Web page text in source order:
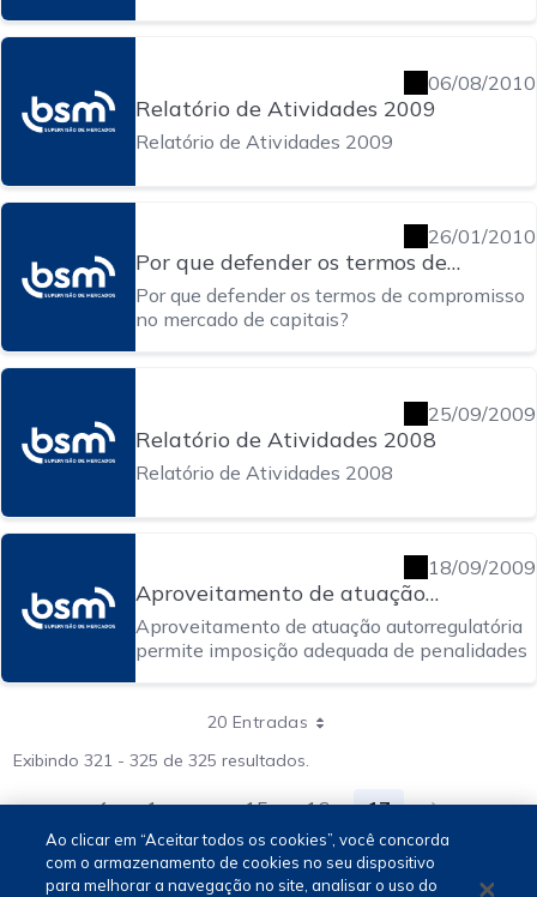
06/08/2010
Relatório de Atividades 2009
Relatório de Atividades 2009
26/01/2010
Por que defender os termos de
compromisso no mercado de capitais?
Por que defender os termos de compromisso
no mercado de capitais?
25/09/2009
Relatório de Atividades 2008
Relatório de Atividades 2008
18/09/2009
Aproveitamento de atuação
autorregulatória permite imposição
adequada de penalidades
Aproveitamento de atuação autorregulatória
permite imposição adequada de penalidades
20 Entradas
Exibindo 321 - 325 de 325 resultados.
1 ... 15 16 17
Ao clicar em “Aceitar todos os cookies”, você concorda
com o armazenamento de cookies no seu dispositivo
para melhorar a navegação no site, analisar o uso do